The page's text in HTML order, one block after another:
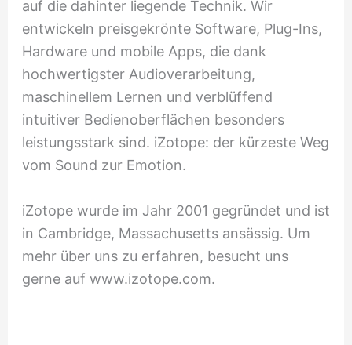
auf die dahinter liegende Technik. Wir
entwickeln preisgekrönte Software, Plug-Ins,
Hardware und mobile Apps, die dank
hochwertigster Audioverarbeitung,
maschinellem Lernen und verblüffend
intuitiver Bedienoberflächen besonders
leistungsstark sind. iZotope: der kürzeste Weg
vom Sound zur Emotion.
iZotope wurde im Jahr 2001 gegründet und ist
in Cambridge, Massachusetts ansässig. Um
mehr über uns zu erfahren, besucht uns
gerne auf www.izotope.com.